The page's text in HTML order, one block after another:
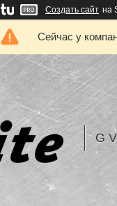
Создать сайт на
Сейчас у
G